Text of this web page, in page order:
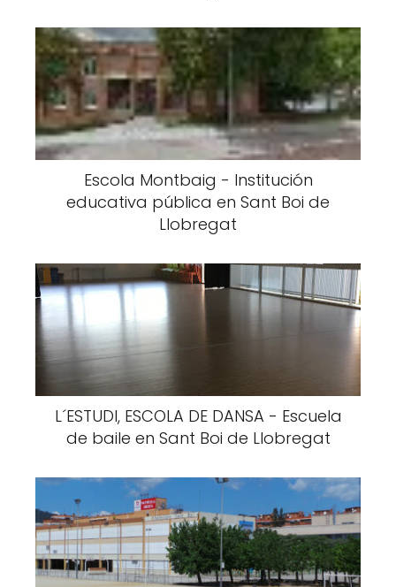
Escola Montbaig - Institución
educativa pública en Sant Boi de
Llobregat
L´ESTUDI, ESCOLA DE DANSA - Escuela
de baile en Sant Boi de Llobregat